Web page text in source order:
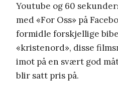
Youtube og 60
med «For Oss» på
formidle forskjellige
«kristenord», disse
imot på en svært god
blir satt pris på.